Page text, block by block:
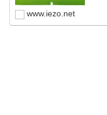
www.iezo.net